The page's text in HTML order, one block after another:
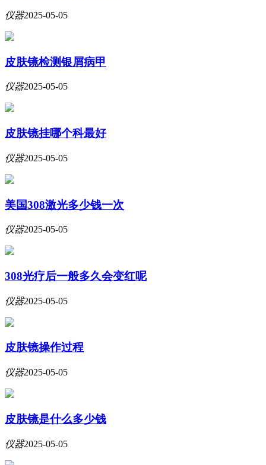
仪器2025-05-05
皮肤镜检测银屑病甲
仪器2025-05-05
皮肤镜挂哪个科最好
仪器2025-05-05
美国308激光多少钱一次
仪器2025-05-05
308光疗后一般多久会变红呢
仪器2025-05-05
皮肤镜操作过程
仪器2025-05-05
皮肤镜是什么多少钱
仪器2025-05-05